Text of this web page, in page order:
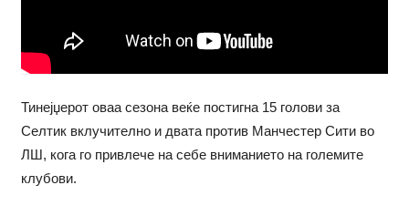
Тинејџерот оваа сезона веќе постигна 15 голови за
Селтик вклучително и двата против Манчестер Сити во
ЛШ, кога го привлече на себе вниманието на големите
клубови.